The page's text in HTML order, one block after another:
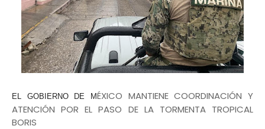
EL GOBIERNO DE MÉXICO MANTIENE COORDINACIÓN Y
ATENCIÓN POR EL PASO DE LA TORMENTA TROPICAL
BORIS